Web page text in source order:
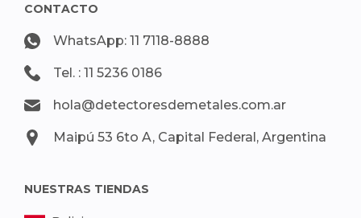
CONTACTO
WhatsApp: 11 7118-8888
Tel. : 11 5236 0186
hola@detectoresdemetales.com.ar
Maipú 53 6to A, Capital Federal, Argentina
NUESTRAS TIENDAS